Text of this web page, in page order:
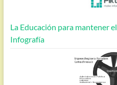
La Educación para mantener
Infografía